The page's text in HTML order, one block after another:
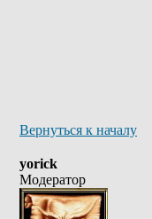
Вернуться к началу
yorick
Модератор